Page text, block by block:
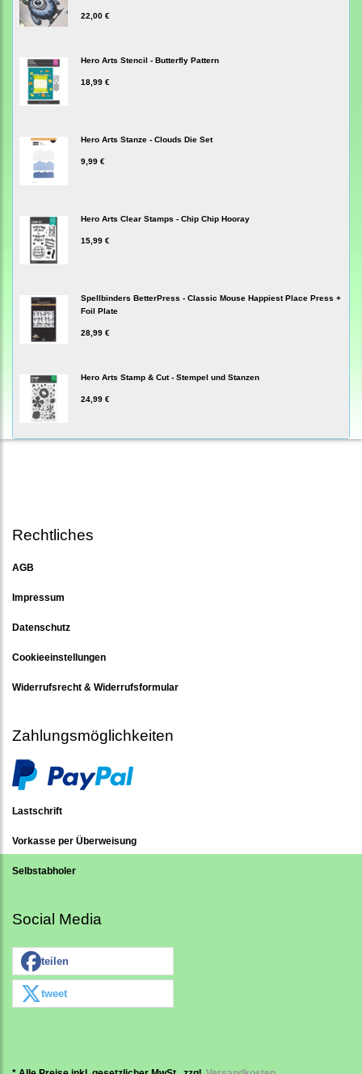
22,00 €
Hero Arts Stencil - Butterfly Pattern
18,99 €
Hero Arts Stanze - Clouds Die Set
9,99 €
Hero Arts Clear Stamps - Chip Chip Hooray
15,99 €
Spellbinders BetterPress - Classic Mouse Happiest Place Press +
Foil Plate
28,99 €
Hero Arts Stamp & Cut - Stempel und Stanzen
24,99 €
Rechtliches
AGB
Impressum
Datenschutz
Cookieeinstellungen
Widerrufsrecht & Widerrufsformular
Zahlungsmöglichkeiten
Lastschrift
Vorkasse per Überweisung
Selbstabholer
Social Media
teilen
tweet